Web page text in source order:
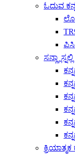
ಓದುವ
ಪಿಸಿ
ಸನ್ಗ್ಲಾಸ್ನಲ್ಲಿ
ಕ್ರಿಯಾತ್ಮಕ